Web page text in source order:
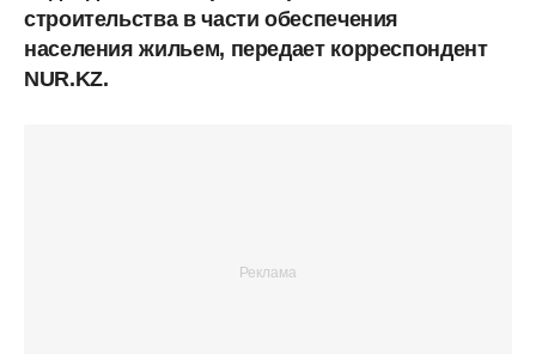
строительства в части обеспечения
населения жильем, передает корреспондент
NUR.KZ.